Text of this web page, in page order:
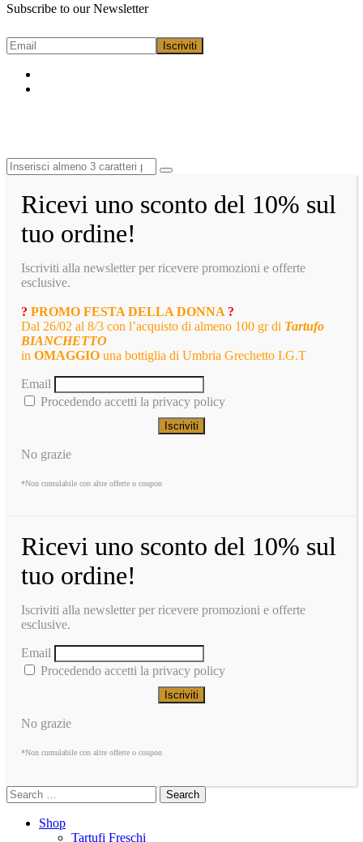
Subscribe to our Newsletter
Ricevi uno sconto del 10% sul
tuo ordine!
Iscriviti alla newsletter per ricevere promozioni e offerte
esclusive.
? PROMO FESTA DELLA DONNA ?
Dal 26/02 al 8/3 con l’acquisto di almeno 100 gr di Tartufo
BIANCHETTO
in OMAGGIO una bottiglia di Umbria Grechetto I.G.T
Email
Procedendo accetti la privacy policy
No grazie
*Non cumulabile con altre offerte o coupon
Ricevi uno sconto del 10% sul
tuo ordine!
Iscriviti alla newsletter per ricevere promozioni e offerte
esclusive.
Email
Procedendo accetti la privacy policy
No grazie
*Non cumulabile con altre offerte o coupon
Search
Shop
Tartufi Freschi